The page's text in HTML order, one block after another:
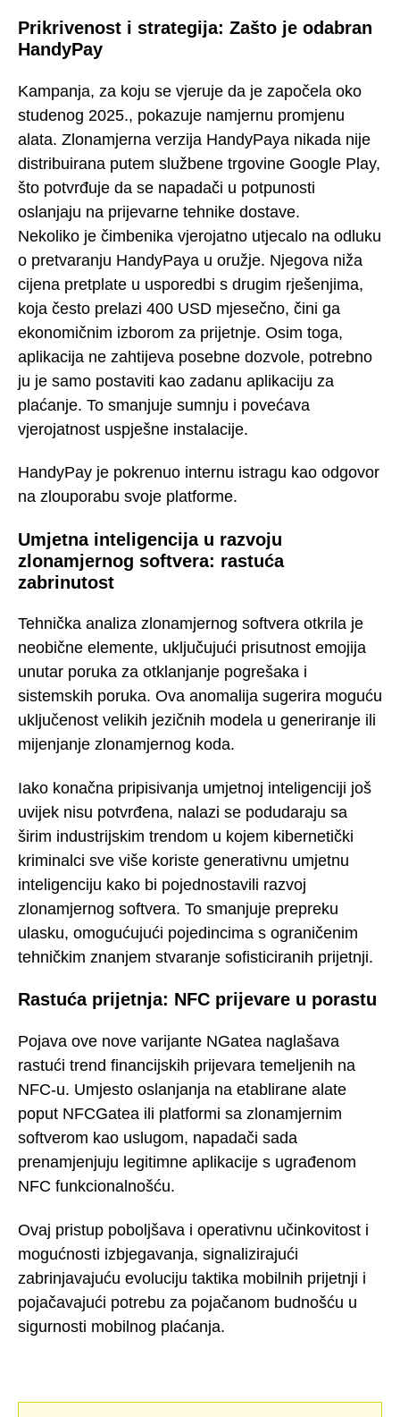
Prikrivenost i strategija: Zašto je odabran
HandyPay
Kampanja, za koju se vjeruje da je započela oko
studenog 2025., pokazuje namjernu promjenu
alata. Zlonamjerna verzija HandyPaya nikada nije
distribuirana putem službene trgovine Google Play,
što potvrđuje da se napadači u potpunosti
oslanjaju na prijevarne tehnike dostave.
Nekoliko je čimbenika vjerojatno utjecalo na odluku
o pretvaranju HandyPaya u oružje. Njegova niža
cijena pretplate u usporedbi s drugim rješenjima,
koja često prelazi 400 USD mjesečno, čini ga
ekonomičnim izborom za prijetnje. Osim toga,
aplikacija ne zahtijeva posebne dozvole, potrebno
ju je samo postaviti kao zadanu aplikaciju za
plaćanje. To smanjuje sumnju i povećava
vjerojatnost uspješne instalacije.
HandyPay je pokrenuo internu istragu kao odgovor
na zlouporabu svoje platforme.
Umjetna inteligencija u razvoju
zlonamjernog softvera: rastuća
zabrinutost
Tehnička analiza zlonamjernog softvera otkrila je
neobične elemente, uključujući prisutnost emojija
unutar poruka za otklanjanje pogrešaka i
sistemskih poruka. Ova anomalija sugerira moguću
uključenost velikih jezičnih modela u generiranje ili
mijenjanje zlonamjernog koda.
Iako konačna pripisivanja umjetnoj inteligenciji još
uvijek nisu potvrđena, nalazi se podudaraju sa
širim industrijskim trendom u kojem kibernetički
kriminalci sve više koriste generativnu umjetnu
inteligenciju kako bi pojednostavili razvoj
zlonamjernog softvera. To smanjuje prepreku
ulasku, omogućujući pojedincima s ograničenim
tehničkim znanjem stvaranje sofisticiranih prijetnji.
Rastuća prijetnja: NFC prijevare u porastu
Pojava ove nove varijante NGatea naglašava
rastući trend financijskih prijevara temeljenih na
NFC-u. Umjesto oslanjanja na etablirane alate
poput NFCGatea ili platformi sa zlonamjernim
softverom kao uslugom, napadači sada
prenamjenjuju legitimne aplikacije s ugrađenom
NFC funkcionalnošću.
Ovaj pristup poboljšava i operativnu učinkovitost i
mogućnosti izbjegavanja, signalizirajući
zabrinjavajuću evoluciju taktika mobilnih prijetnji i
pojačavajući potrebu za pojačanom budnošću u
sigurnosti mobilnog plaćanja.